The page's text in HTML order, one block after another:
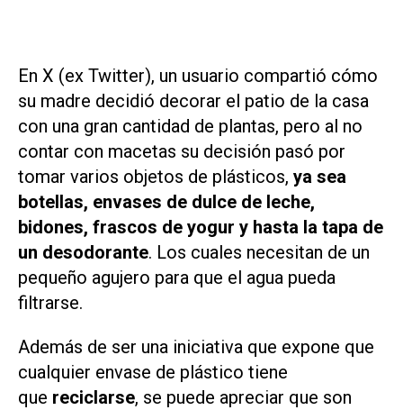
En X (ex Twitter), un usuario compartió cómo
su madre decidió decorar el patio de la casa
con una gran cantidad de plantas, pero al no
contar con macetas su decisión pasó por
tomar varios objetos de plásticos, ya sea
botellas, envases de dulce de leche,
bidones, frascos de yogur y hasta la tapa de
un desodorante. Los cuales necesitan de un
pequeño agujero para que el agua pueda
filtrarse.
Además de ser una iniciativa que expone que
cualquier envase de plástico tiene
que reciclarse, se puede apreciar que son